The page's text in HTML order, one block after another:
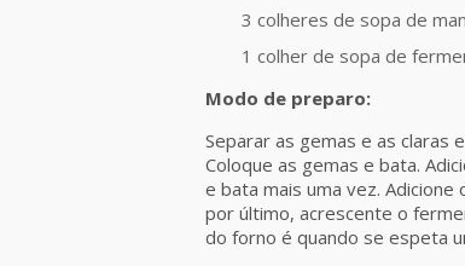
3 colheres de sopa de
1 colher de sopa de
Modo de preparo:
Separar as gemas e as claras
Coloque as gemas e bata.
e bata mais uma vez.
por último, acrescente o
do forno é quando se espeta